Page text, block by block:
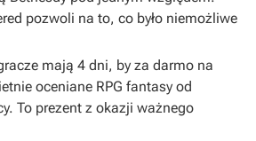
pozwoli na to, co było niemożliwe
mają 4 dni, by za darmo na
oceniane RPG fantasy od
To prezent z okazji ważnego